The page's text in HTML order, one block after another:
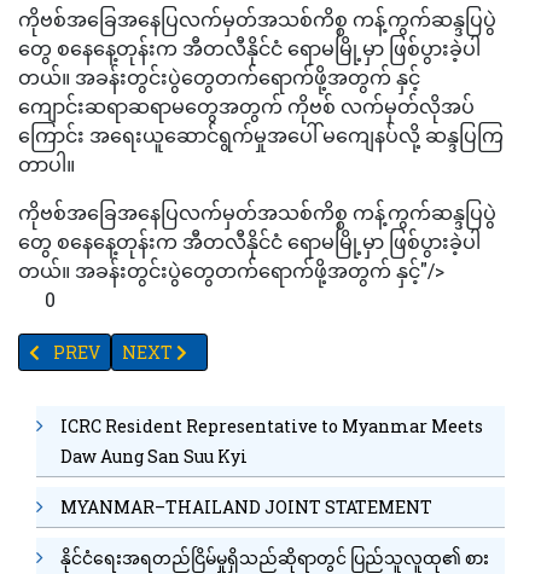
ကိုဗစ်အခြေအနေပြလက်မှတ်အသစ်ကိစ္စ ကန့်ကွက်ဆန္ဒပြပွဲ
တွေ စနေနေ့တုန်းက အီတလီနိုင်ငံ ရောမမြို့မှာ ဖြစ်ပွားခဲ့ပါ
တယ်။ အခန်းတွင်းပွဲတွေတက်ရောက်ဖို့အတွက် နှင့်
ကျောင်းဆရာဆရာမတွေအတွက် ကိုဗစ် လက်မှတ်လိုအပ်
ကြောင်း အရေးယူဆောင်ရွက်မှုအပေါ် မကျေနပ်လို့ ဆန္ဒပြကြ
တာပါ။
ကိုဗစ်အခြေအနေပြလက်မှတ်အသစ်ကိစ္စ ကန့်ကွက်ဆန္ဒပြပွဲ
တွေ စနေနေ့တုန်းက အီတလီနိုင်ငံ ရောမမြို့မှာ ဖြစ်ပွားခဲ့ပါ
တယ်။ အခန်းတွင်းပွဲတွေတက်ရောက်ဖို့အတွက် နှင့်"/>
0
PREVIOUS ARTICLE: ဒယ်လ်တာ၏ ဟိုမှာဘက်တွင်..။ ပညာရှင်တွ
PREV NEXT ARTICLE: ဒယ်လ်တာအပါအဝင် ကိုဗစ်မျိုးဗီ
NEXT
ICRC Resident Representative to Myanmar Meets
Daw Aung San Suu Kyi
MYANMAR–THAILAND JOINT STATEMENT
နိုင်ငံရေးအရတည်ငြိမ်မှုရှိသည်ဆိုရာတွင် ပြည်သူလူထု၏ စား